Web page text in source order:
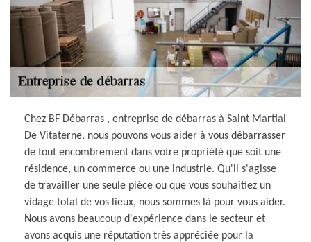
Chez BF Débarras , entreprise de débarras à Saint Martial
De Vitaterne, nous pouvons vous aider à vous débarrasser
de tout encombrement dans votre propriété que soit une
résidence, un commerce ou une industrie. Qu'il s'agisse
de travailler une seule pièce ou que vous souhaitiez un
vidage total de vos lieux, nous sommes là pour vous aider.
Nous avons beaucoup d'expérience dans le secteur et
avons acquis une réputation très appréciée pour la